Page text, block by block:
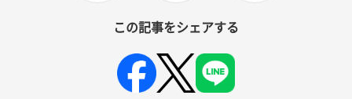
この記事をシェアする